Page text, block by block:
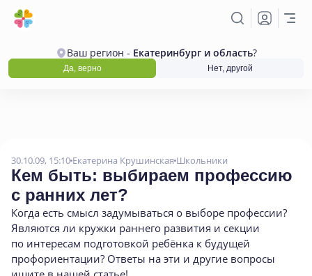
Ваш регион - Екатеринбург и область?
Да, верно Нет, другой
30.10.09, 15:10 Екатерина Крушинская Школьники
Кем быть: выбираем профессию
с ранних лет?
Когда есть смысл задумываться о выборе профессии?
Являются ли кружки раннего развития и секции
по интересам подготовкой ребёнка к будущей
профориентации? Ответы на эти и другие вопросы